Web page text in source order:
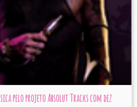
pelo projeto Absolut Tracks com dez